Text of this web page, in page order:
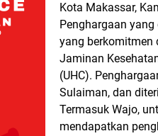
Kota Makassar,
Penghargaan
yang berkomitmen
Jaminan
(UHC).
Sulaiman, dan
Termasuk Wajo,
mendapatkan